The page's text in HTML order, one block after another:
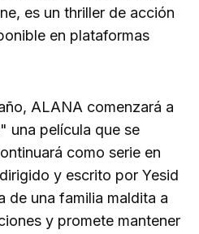
es un thriller de acción
en plataformas
ALANA comenzará a
una película que se
como serie en
y escrito por Yesid
de una familia maldita a
y promete mantener